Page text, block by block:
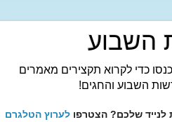
השבוע
כדי לקרוא תקצירים מאמרים
השבוע והחגים!
לנייד שלכם? הצטרפו לערוץ הטלגרם